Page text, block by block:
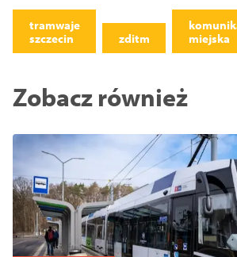
tramwaje
szczecin
zditm
miejska
Zobacz również